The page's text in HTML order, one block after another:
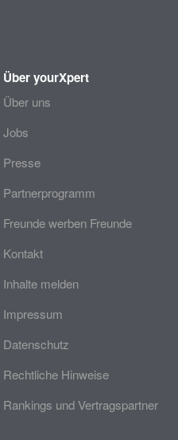
Über yourXpert
Über uns
Jobs
Presse
Partnerprogramm
Freunde werben Freunde
Kontakt
Inhalte melden
Impressum
Datenschutz
Rechtliche Hinweise
Rankings und Vertragspartner